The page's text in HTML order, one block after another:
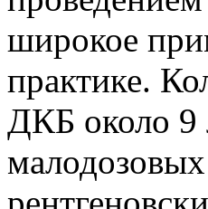
широкое
практике.
ДКБ около 9